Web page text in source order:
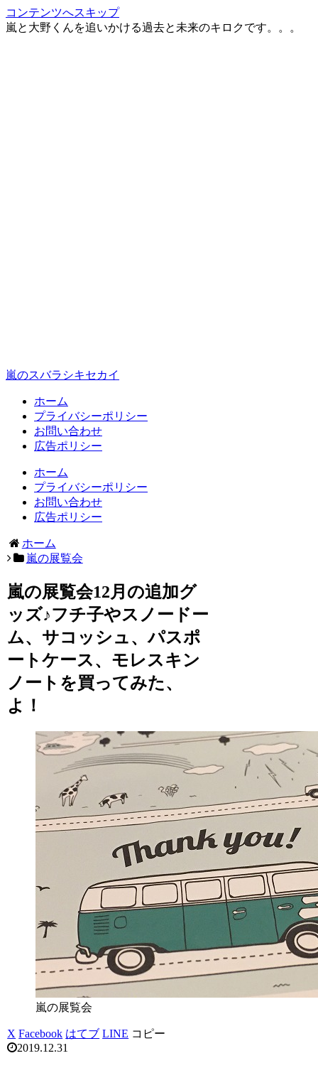
コンテンツへスキップ
嵐と大野くんを追いかける過去と未来のキロクです。。。
嵐のスバラシキセカイ
ホーム
プライバシーポリシー
お問い合わせ
広告ポリシー
ホーム
プライバシーポリシー
お問い合わせ
広告ポリシー
ホーム
嵐の展覧会
嵐の展覧会12月の追加グ
ッズ♪フチ子やスノードー
ム、サコッシュ、パスポ
ートケース、モレスキン
ノートを買ってみた、
よ！
嵐の展覧会
X Facebook はてブ LINE コピー
2019.12.31